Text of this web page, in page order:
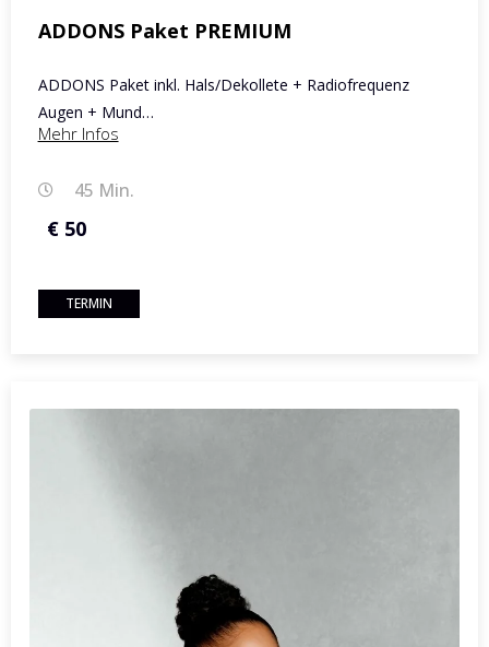
ADDONS Paket PREMIUM
ADDONS Paket inkl. Hals/Dekollete + Radiofrequenz
Augen + Mund…
Mehr Infos
45 Min.
€ 50
TERMIN